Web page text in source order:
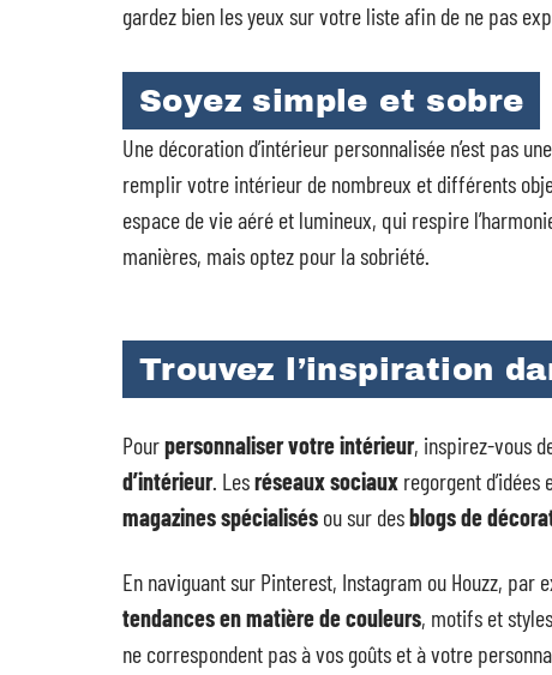
gardez bien les yeux sur votre liste afin de ne pas
Soyez simple et sobre
Une décoration d’intérieur personnalisée n’est pas
remplir votre intérieur de nombreux et différents
espace de vie aéré et lumineux, qui respire
manières, mais optez pour la sobriété.
Trouvez l’inspiration
Pourpersonnaliser votre intérieur, inspirez-vous
d’intérieur. Lesréseaux sociaux regorgent
magazines spécialisés ou sur desblogs de
En naviguant sur Pinterest, Instagram ou Houzz,
tendances en matière de couleurs, motifs et
ne correspondent pas à vos goûts et à votre